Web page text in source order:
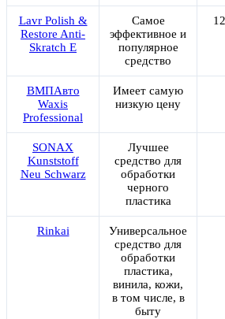
Lavr Polish &
Restore Anti-
Skratch E
Самое
эффективное и
популярное
средство
ВМПАвто
Waxis
Professional
Имеет самую
низкую цену
SONAX
Kunststoff
Neu Schwarz
Лучшее
средство для
обработки
черного
пластика
Rinkai
Универсальное
средство для
обработки
пластика,
винила, кожи,
в том числе, в
быту